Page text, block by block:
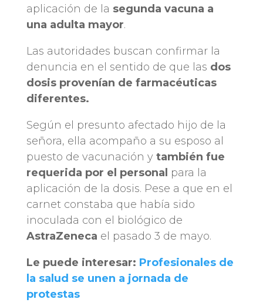
aplicación de la segunda vacuna a
una adulta mayor.
Las autoridades buscan confirmar la
denuncia en el sentido de que las dos
dosis provenían de farmacéuticas
diferentes.
Según el presunto afectado hijo de la
señora, ella acompaño a su esposo al
puesto de vacunación y también fue
requerida por el personal para la
aplicación de la dosis. Pese a que en el
carnet constaba que había sido
inoculada con el biológico de
AstraZeneca el pasado 3 de mayo.
Le puede interesar: Profesionales de
la salud se unen a jornada de
protestas